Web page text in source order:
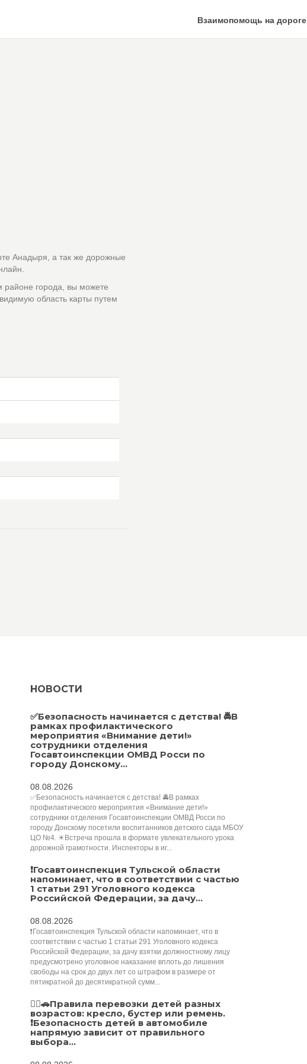
Взаимопомощь на дороге
Анадыря, а так же дорожные
районе города, вы можете
область карты путем
НОВОСТИ
✅Безопасность начинается с детства! 🚔В
рамках профилактического
мероприятия «Внимание дети!»
сотрудники отделения
Госавтоинспекции ОМВД Росси по
городу Донскому...
08.08.2026
✅Безопасность начинается с детства! 🚔В рамках
профилактического мероприятия «Внимание дети!»
сотрудники отделения Госавтоинспекции ОМВД Росси по
городу Донскому посетили воспитанников детского сада МБОУ
ЦО №4. ☀Встреча прошла в формате увлекательного урока
дорожной грамотности. Инспекторы в иг...
❗Госавтоинспекция Тульской области
напоминает, что в соответствии с частью
1 статьи 291 Уголовного кодекса
Российской Федерации, за дачу...
08.08.2026
❗Госавтоинспекция Тульской области напоминает, что в
соответствии с частью 1 статьи 291 Уголовного кодекса
Российской Федерации, за дачу взятки должностному лицу
предусмотрено уголовное наказание вплоть до лишения
свободы на срок до двух лет со штрафом в размере от
пятикратной до десятикратной сумм...
👮‍♂️🚗Правила перевозки детей разных
возрастов: кресло, бустер или ремень.
❗️Безопасность детей в автомобиле
напрямую зависит от правильного
выбора...